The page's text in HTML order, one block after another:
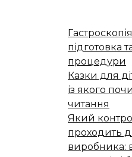
підготовка
процедури
Казки для
із якого
читання
Який
проходить
виробника: